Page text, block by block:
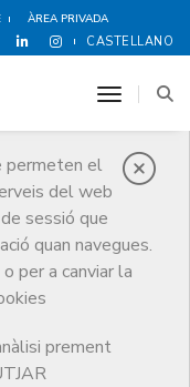
ÀREA PRIVADA
CASTELLANO
permeten el
del web
sessió que
quan navegues.
per a canviar la
prement
toggle